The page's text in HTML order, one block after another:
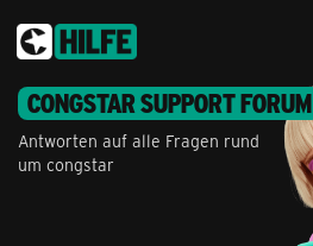
CONGSTAR SUPPORT FORUM
Antworten auf alle Fragen rund
um congstar